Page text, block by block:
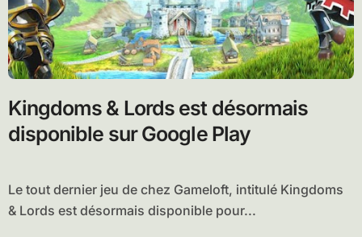
Kingdoms & Lords est désormais
disponible sur Google Play
Le tout dernier jeu de chez Gameloft, intitulé Kingdoms
& Lords est désormais disponible pour...